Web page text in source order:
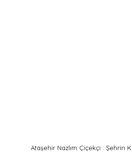
Ataşehir Nazlım Çiçekçi : Şehrin